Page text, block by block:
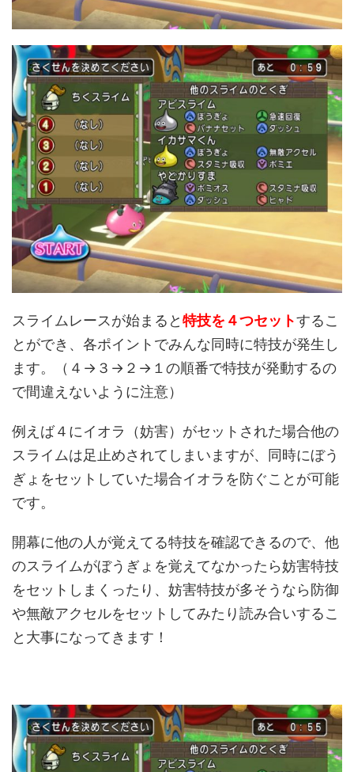
スライムレースが始まると特技を４つセットするこ
とができ、各ポイントでみんな同時に特技が発生し
ます。（４→３→２→１の順番で特技が発動するの
で間違えないように注意）
例えば４にイオラ（妨害）がセットされた場合他の
スライムは足止めされてしまいますが、同時にぼう
ぎょをセットしていた場合イオラを防ぐことが可能
です。
開幕に他の人が覚えてる特技を確認できるので、他
のスライムがぼうぎょを覚えてなかったら妨害特技
をセットしまくったり、妨害特技が多そうなら防御
や無敵アクセルをセットしてみたり読み合いするこ
と大事になってきます！